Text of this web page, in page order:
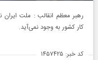
رهبر معظم انقالب : ملت ایران
کار کشور به وجود نمی‌آید.
کد خبر: ۱۴۵۷۴۲۵